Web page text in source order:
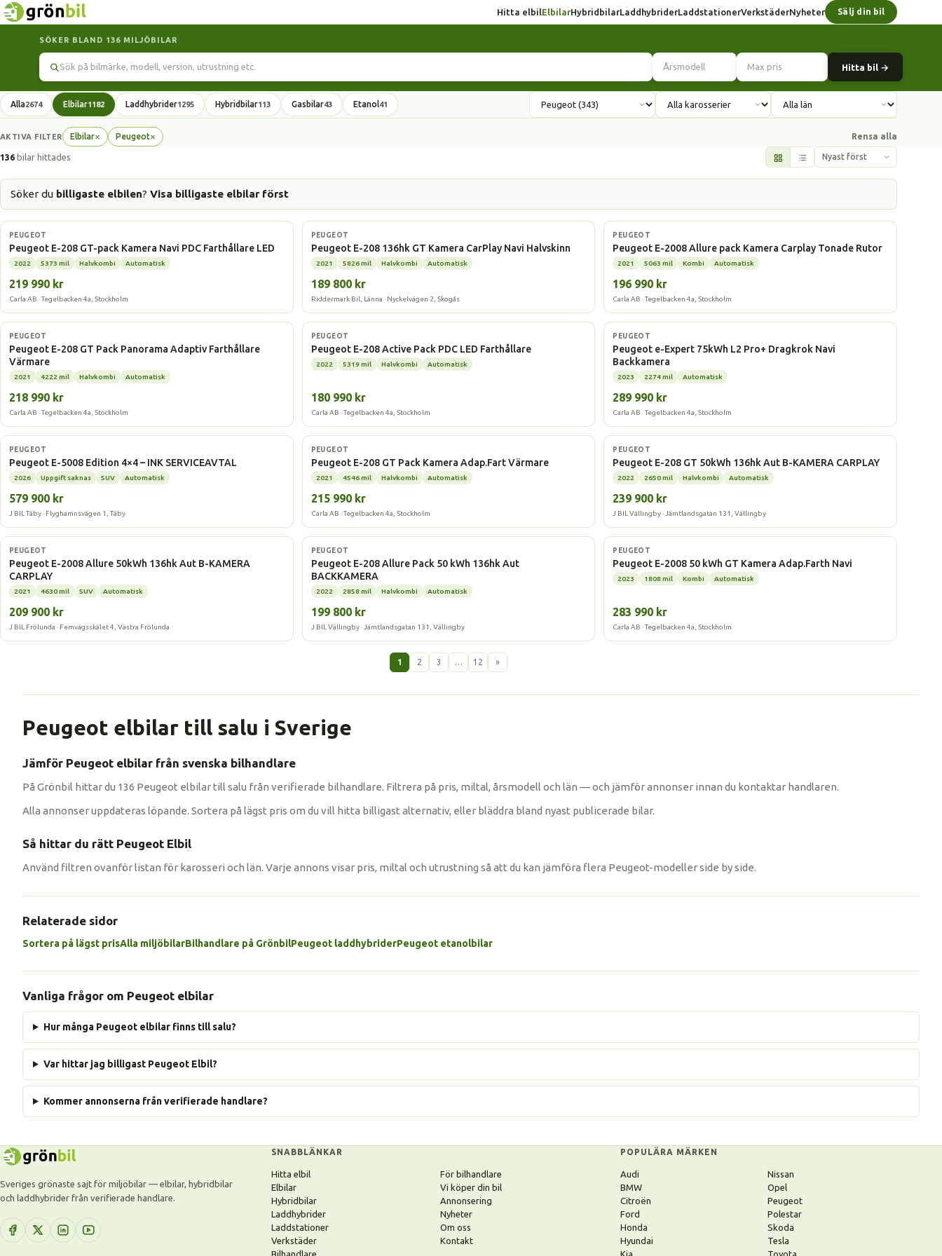
Hitta elbilElbilarHybridbilarLaddhybriderLaddstationerVerkstäderNyheter Sälj din bil
SÖKER BLAND 136 MILJÖBILAR
Hitta bil →
Alla2674 Elbilar1182 Laddhybrider1295 Hybridbilar113 Gasbilar43 Etanol41
AKTIVA FILTER Elbilar×
Ta
bort
Peugeot×
Ta
Rensa alla
136 bilar hittades
Söker du billigaste elbilen? Visa billigaste elbilar först
Elbil
PEUGEOT
Peugeot E-208 GT-pack Kamera Navi PDC Farthållare LED
2022 5373 mil Halvkombi Automatisk
219 990 kr
Carla AB · Tegelbacken 4a, Stockholm
Elbil
PEUGEOT
Peugeot E-208 136hk GT Kamera CarPlay Navi Halvskinn
2021 5826 mil Halvkombi Automatisk
189 800 kr
Riddermark Bil, Länna · Nyckelvägen 2, Skogås
Elbil
PEUGEOT
Peugeot E-2008 Allure pack Kamera Carplay Tonade Rutor
2021 5063 mil Kombi Automatisk
196 990 kr
Carla AB · Tegelbacken 4a, Stockholm
Elbil
PEUGEOT
Peugeot E-208 GT Pack Panorama Adaptiv Farthållare
Värmare
2021 4222 mil Halvkombi Automatisk
218 990 kr
Carla AB · Tegelbacken 4a, Stockholm
Elbil
PEUGEOT
Peugeot E-208 Active Pack PDC LED Farthållare
2022 5319 mil Halvkombi Automatisk
180 990 kr
Carla AB · Tegelbacken 4a, Stockholm
Elbil
PEUGEOT
Peugeot e-Expert 75kWh L2 Pro+ Dragkrok Navi
Backkamera
2023 2274 mil Automatisk
289 990 kr
Carla AB · Tegelbacken 4a, Stockholm
Elbil
PEUGEOT
Peugeot E-5008 Edition 4×4 – INK SERVICEAVTAL
2026 Uppgift saknas SUV Automatisk
579 900 kr
J BIL Täby · Flyghamnsvägen 1, Täby
Elbil
PEUGEOT
Peugeot E-208 GT Pack Kamera Adap.Fart Värmare
2021 4546 mil Halvkombi Automatisk
215 990 kr
Carla AB · Tegelbacken 4a, Stockholm
Elbil
PEUGEOT
Peugeot E-208 GT 50kWh 136hk Aut B-KAMERA CARPLAY
2022 2650 mil Halvkombi Automatisk
239 900 kr
J BIL Vällingby · Jämtlandsgatan 131, Vällingby
Elbil
PEUGEOT
Peugeot E-2008 Allure 50kWh 136hk Aut B-KAMERA
CARPLAY
2021 4630 mil SUV Automatisk
209 900 kr
J BIL Frölunda · Femvägsskälet 4, Västra Frölunda
Elbil
PEUGEOT
Peugeot E-208 Allure Pack 50 kWh 136hk Aut
BACKKAMERA
2022 2858 mil Halvkombi Automatisk
199 800 kr
J BIL Vällingby · Jämtlandsgatan 131, Vällingby
Elbil
PEUGEOT
Peugeot E-2008 50 kWh GT Kamera Adap.Farth Navi
2023 1808 mil Kombi Automatisk
283 990 kr
Carla AB · Tegelbacken 4a, Stockholm
1 2 3 … 12 »
Peugeot elbilar till salu i Sverige
Jämför Peugeot elbilar från svenska bilhandlare
På Grönbil hittar du 136 Peugeot elbilar till salu från verifierade bilhandlare. Filtrera på pris, miltal, årsmodell och län — och jämför annonser innan du kontaktar handlaren.
Alla annonser uppdateras löpande. Sortera på lägst pris om du vill hitta billigast alternativ, eller bläddra bland nyast publicerade bilar.
Så hittar du rätt Peugeot Elbil
Använd filtren ovanför listan för karosseri och län. Varje annons visar pris, miltal och utrustning så att du kan jämföra flera Peugeot-modeller side by side.
Relaterade sidor
Sortera på lägst prisAlla miljöbilarBilhandlare på GrönbilPeugeot laddhybriderPeugeot etanolbilar
Vanliga frågor om Peugeot elbilar
Hur många Peugeot elbilar finns till salu?
Var hittar jag billigast Peugeot Elbil?
Kommer annonserna från verifierade handlare?
Sveriges grönaste sajt för miljöbilar — elbilar, hybridbilar
och laddhybrider från verifierade handlare.
SNABBLÄNKAR
Hitta elbil
Elbilar
Hybridbilar
Laddhybrider
Laddstationer
Verkstäder
Bilhandlare
För bilhandlare
Vi köper din bil
Annonsering
Nyheter
Om oss
Kontakt
POPULÄRA MÄRKEN
Audi
BMW
Citroën
Ford
Honda
Hyundai
Kia
Nissan
Opel
Peugeot
Polestar
Skoda
Tesla
Toyota